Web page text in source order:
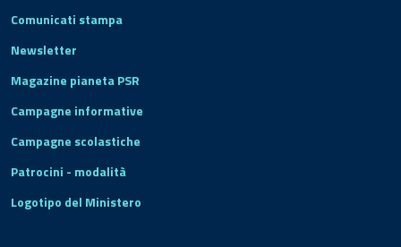
Comunicati stampa
Newsletter
Magazine pianeta PSR
Campagne informative
Campagne scolastiche
Patrocini - modalità
Logotipo del Ministero